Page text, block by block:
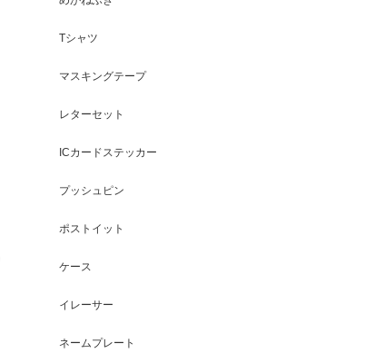
Tシャツ
マスキングテープ
レターセット
ICカードステッカー
プッシュピン
ポストイット
ケース
イレーサー
ネームプレート